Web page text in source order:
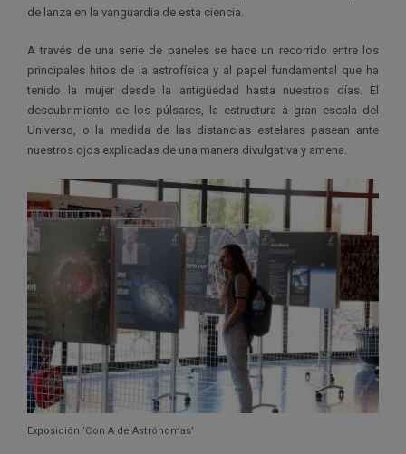
de lanza en la vanguardia de esta ciencia.
A través de una serie de paneles se hace un recorrido entre los
principales hitos de la astrofísica y al papel fundamental que ha
tenido la mujer desde la antigüedad hasta nuestros días. El
descubrimiento de los púlsares, la estructura a gran escala del
Universo, o la medida de las distancias estelares pasean ante
nuestros ojos explicadas de una manera divulgativa y amena.
Exposición ‘Con A de Astrónomas’